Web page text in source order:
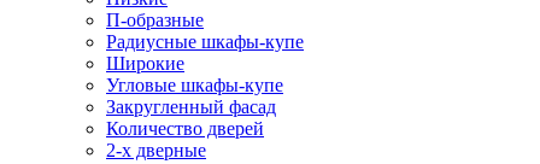
П-образные
Радиусные шкафы-купе
Широкие
Угловые шкафы-купе
Закругленный фасад
Количество дверей
2-х дверные